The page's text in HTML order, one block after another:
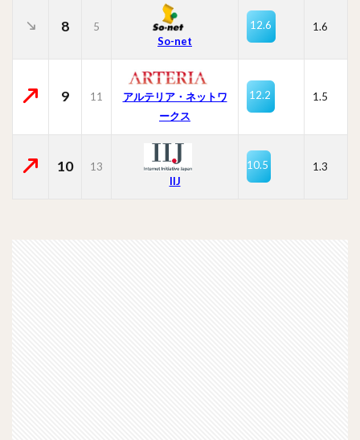
8
5
So-net
12.6 1.6
9 11
アルテリア・ネットワ
ークス
12.2 1.5
10
13
IIJ
10.5 1.3